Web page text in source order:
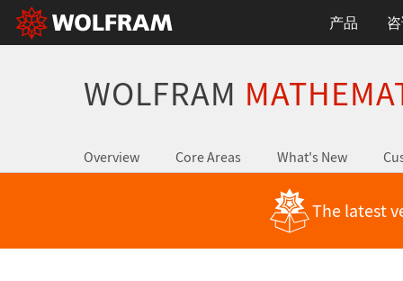
产品
WOLFRAM
Overview Core Areas What's New
The latest